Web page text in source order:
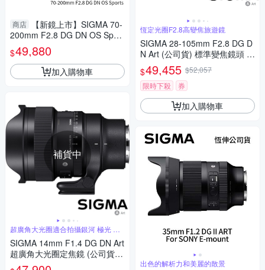
商店
【新鏡上市】SIGMA 70-
200mm F2.8 DG DN OS Sport
s for E mount 恆伸公司貨 飛羽
追星 棒球 必備
$49,880
加入購物車
補貨中
超廣角大光圈適合拍攝銀河 極光 螢
火蟲
SIGMA 14mm F1.4 DG DN Art
超廣角大光圈定焦鏡 (公司貨)
全片幅無反微單眼鏡頭 適合拍
恆定光圈F2.8高變焦旅遊鏡
SIGMA 28-105mm F2.8 DG D
N Art (公司貨) 標準變焦鏡頭 全
片幅無反微單眼鏡頭 旅遊鏡
$49,455 $52,057
限時下殺
券
加入購物車
出色的解析力和美麗的散景